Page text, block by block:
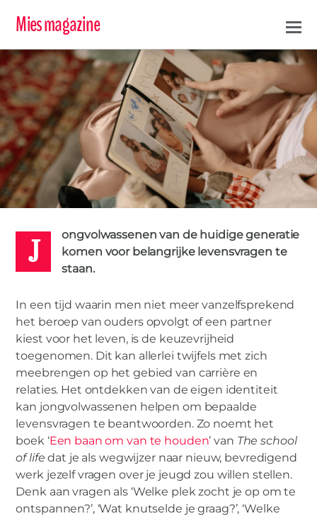
Mies magazine
MARIEKE 9 JANUARI 2022
IN DE KIJKER
jeugdherinneringen voor het begrip
van de eigen identiteit
J
ongvolwassenen van de huidige generatie
komen voor belangrijke levensvragen te
staan.
In een tijd waarin men niet meer vanzelfsprekend
het beroep van ouders opvolgt of een partner
kiest voor het leven, is de keuzevrijheid
toegenomen. Dit kan allerlei twijfels met zich
meebrengen op het gebied van carrière en
relaties. Het ontdekken van de eigen identiteit
kan jongvolwassenen helpen om bepaalde
levensvragen te beantwoorden. Zo noemt het
boek ‘Een baan om van te houden’ van The school
of life dat je als wegwijzer naar nieuw, bevredigend
werk jezelf vragen over je jeugd zou willen stellen.
Denk aan vragen als ‘Welke plek zocht je op om te
ontspannen?’, ‘Wat knutselde je graag?’, ‘Welke